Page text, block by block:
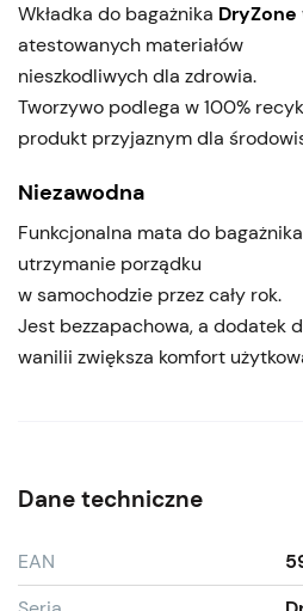
Wkładka do bagażnika DryZone
atestowanych materiałów
nieszkodliwych dla zdrowia.
Tworzywo podlega w 100%
produkt przyjaznym dla
Niezawodna
Funkcjonalna mata do bagażnika
utrzymanie porządku
w samochodzie przez cały rok.
Jest bezzapachowa, a dodatek
wanilii zwiększa komfort
Dane techniczne
EAN